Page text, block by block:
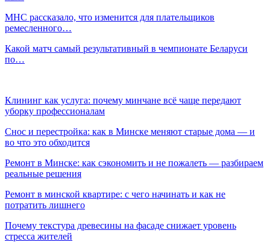
МНС рассказало, что изменится для плательщиков
ремесленного…
Какой матч самый результативный в чемпионате Беларуси
по…
Клининг как услуга: почему минчане всё чаще передают
уборку профессионалам
Снос и перестройка: как в Минске меняют старые дома — и
во что это обходится
Ремонт в Минске: как сэкономить и не пожалеть — разбираем
реальные решения
Ремонт в минской квартире: с чего начинать и как не
потратить лишнего
Почему текстура древесины на фасаде снижает уровень
стресса жителей